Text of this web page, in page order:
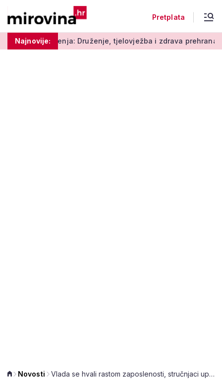
Pretplata
Najnovije:
Druženje, tjelovježba i zdrava prehrana za umirovljenike
Novosti Vlada se hvali rastom zaposlenosti, stručnjaci upozorili: Radnika je svaki mjesec sve manje